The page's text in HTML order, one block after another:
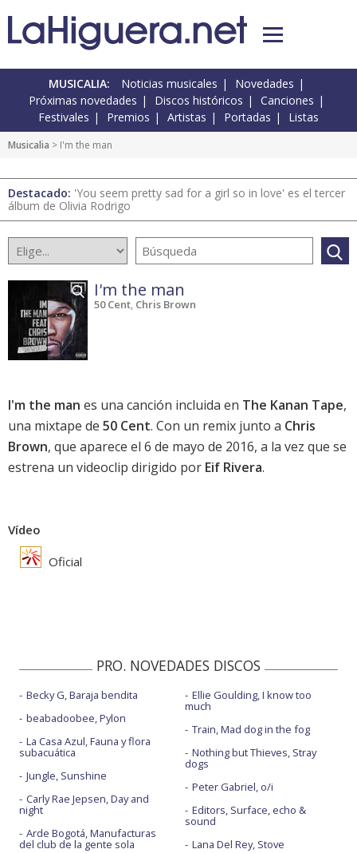
MUSICALIA: Noticias musicales
Novedades
Próximas novedades
Discos históricos
Canciones
Festivales
Premios Artistas Portadas Listas
Musicalia > I'm the man
Destacado: 'You seem pretty sad for a girl so in love' es el tercer
álbum de Olivia Rodrigo
I'm the man
50 Cent, Chris Brown
I'm the man es una canción incluida en The Kanan Tape,
una mixtape de 50 Cent. Con un remix junto a Chris
Brown, que aparece el 6 de mayo de 2016, a la vez que se
estrena un videoclip dirigido por Eif Rivera.
Vídeo
Oficial
PRO. NOVEDADES DISCOS
Becky G, Baraja bendita
beabadoobee, Pylon
La Casa Azul, Fauna y flora
subacuática
Jungle, Sunshine
Carly Rae Jepsen, Day and
night
Arde Bogotá, Manufacturas
del club de la gente sola
Ellie Goulding, I know too
much
Train, Mad dog in the fog
Nothing but Thieves, Stray
dogs
Peter Gabriel, o/i
Editors, Surface, echo &
sound
Lana Del Rey, Stove